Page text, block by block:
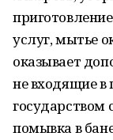
услуг, мытье
оказывает
не входящие в
государством
помывка в